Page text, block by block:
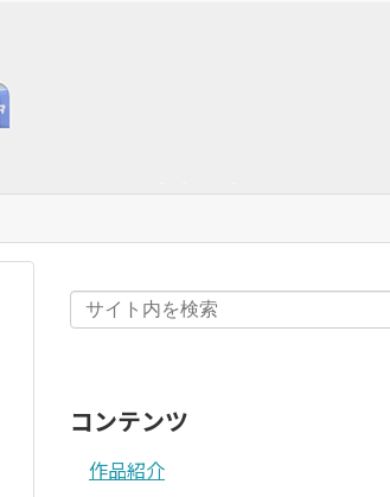
コンテンツ
作品紹介